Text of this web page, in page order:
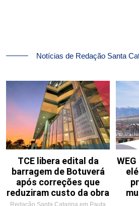
Notícias de Redação Santa
TCE libera edital da
barragem de Botuverá
após correções que
reduziram custo da obra
Redação Santa Catarina em Pauta